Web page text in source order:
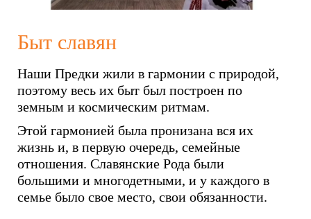
Быт славян
Наши Предки жили в гармонии с природой,
поэтому весь их быт был построен по
земным и космическим ритмам.
Этой гармонией была пронизана вся их
жизнь и, в первую очередь, семейные
отношения. Славянские Рода были
большими и многодетными, и у каждого в
семье было свое место, свои обязанности.